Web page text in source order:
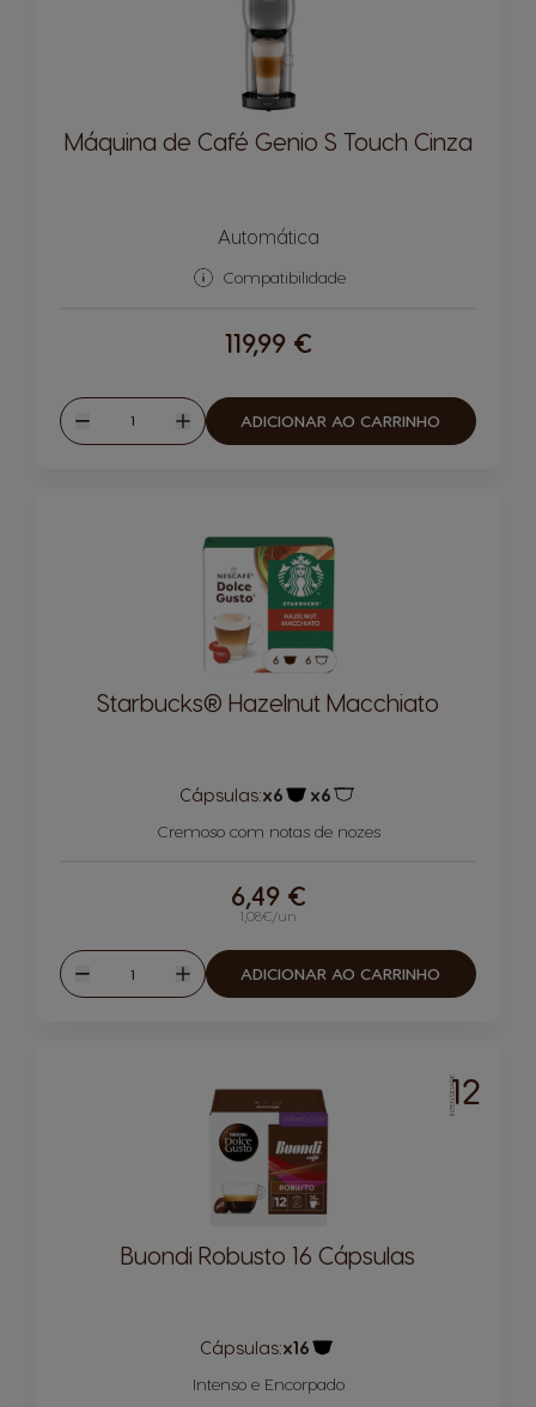
Máquina de Café Genio S Touch Cinza
Automática
Compatibilidade
119,99 €
Reduzir
Quantidade
Aumentar
ADICIONAR AO CARRINHO
Starbucks® Hazelnut Macchiato
Cápsulas:x6 x6
Cremoso com notas de nozes
1,08€/un
6,49 €
Reduzir
Quantidade
Aumentar
ADICIONAR AO CARRINHO
INTENSIDADE12
Buondi Robusto 16 Cápsulas
Cápsulas:x16
Intenso e Encorpado